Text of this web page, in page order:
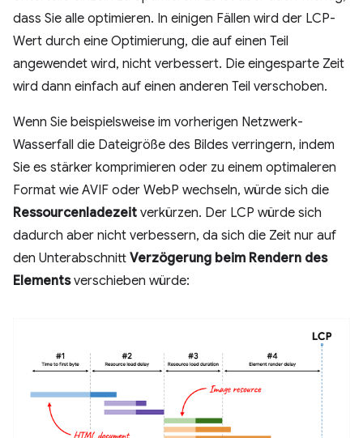
dass Sie alle optimieren. In einigen Fällen wird der LCP-
Wert durch eine Optimierung, die auf einen Teil
angewendet wird, nicht verbessert. Die eingesparte Zeit
wird dann einfach auf einen anderen Teil verschoben.
Wenn Sie beispielsweise im vorherigen Netzwerk-
Wasserfall die Dateigröße des Bildes verringern, indem
Sie es stärker komprimieren oder zu einem optimaleren
Format wie AVIF oder WebP wechseln, würde sich die
Ressourcenladezeit verkürzen. Der LCP würde sich
dadurch aber nicht verbessern, da sich die Zeit nur auf
den Unterabschnitt Verzögerung beim Rendern des
Elementsverschieben würde: